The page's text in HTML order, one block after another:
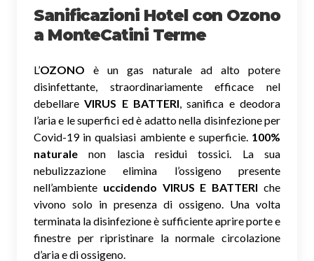
Sanificazioni Hotel con Ozono
a MonteCatini Terme
L’OZONO è un gas naturale ad alto potere
disinfettante, straordinariamente efficace nel
debellareVIRUS E BATTERI, sanifica e deodora
l’aria e le superfici ed è adatto nella disinfezione per
Covid-19 in qualsiasi ambiente e superficie. 100%
naturale non lascia residui tossici. La sua
nebulizzazione elimina l’ossigeno presente
nell’ambiente uccidendo VIRUS E BATTERI che
vivono solo in presenza di ossigeno. Una volta
terminata la disinfezione è sufficiente aprire porte e
finestre per ripristinare la normale circolazione
d’aria e di ossigeno.